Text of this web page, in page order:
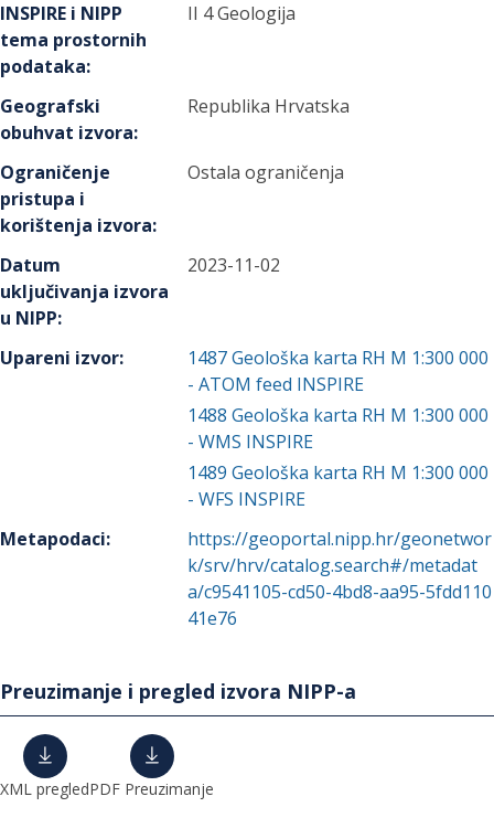
INSPIRE i NIPP
tema prostornih
podataka:
II 4 Geologija
Geografski
obuhvat izvora:
Republika Hrvatska
Ograničenje
pristupa i
korištenja izvora:
Ostala ograničenja
Datum
uključivanja izvora
u NIPP:
2023-11-02
Upareni izvor: 1487Geološka karta RH M 1:300 000
- ATOM feed INSPIRE
1488 Geološka karta RH M 1:300 000
- WMS INSPIRE
1489 Geološka karta RH M 1:300 000
- WFS INSPIRE
Metapodaci:
https://geoportal.nipp.hr/geonetwor
k/srv/hrv/catalog.search#/metadat
a/c9541105-cd50-4bd8-aa95-5fdd110
41e76
Preuzimanje i pregled izvora NIPP-a
XML pregledPDF Preuzimanje